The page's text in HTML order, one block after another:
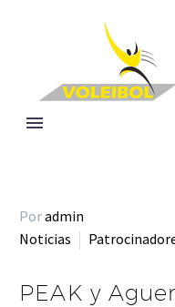
Poradmin
Noticias
PEAK y